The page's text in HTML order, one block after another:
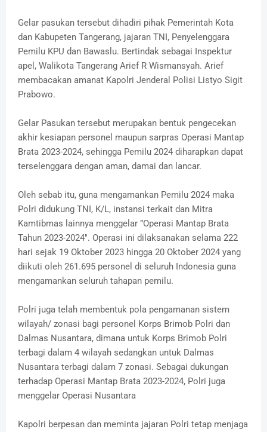
Gelar pasukan tersebut dihadiri pihak Pemerintah Kota
dan Kabupeten Tangerang, jajaran TNI, Penyelenggara
Pemilu KPU dan Bawaslu. Bertindak sebagai Inspektur
apel, Walikota Tangerang Arief R Wismansyah. Arief
membacakan amanat Kapolri Jenderal Polisi Listyo Sigit
Prabowo.
Gelar Pasukan tersebut merupakan bentuk pengecekan
akhir kesiapan personel maupun sarpras Operasi Mantap
Brata 2023-2024, sehingga Pemilu 2024 diharapkan dapat
terselenggara dengan aman, damai dan lancar.
Oleh sebab itu, guna mengamankan Pemilu 2024 maka
Polri didukung TNI, K/L, instansi terkait dan Mitra
Kamtibmas lainnya menggelar ”Operasi Mantap Brata
Tahun 2023-2024". Operasi ini dilaksanakan selama 222
hari sejak 19 Oktober 2023 hingga 20 Oktober 2024 yang
diikuti oleh 261.695 personel di seluruh Indonesia guna
mengamankan seluruh tahapan pemilu.
Polri juga telah membentuk pola pengamanan sistem
wilayah/ zonasi bagi personel Korps Brimob Polri dan
Dalmas Nusantara, dimana untuk Korps Brimob Polri
terbagi dalam 4 wilayah sedangkan untuk Dalmas
Nusantara terbagi dalam 7 zonasi. Sebagai dukungan
terhadap Operasi Mantap Brata 2023-2024, Polri juga
menggelar Operasi Nusantara
Kapolri berpesan dan meminta jajaran Polri tetap menjaga